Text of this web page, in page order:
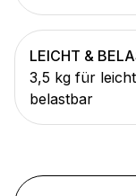
LEICHT &
3,5 kg für
belastbar